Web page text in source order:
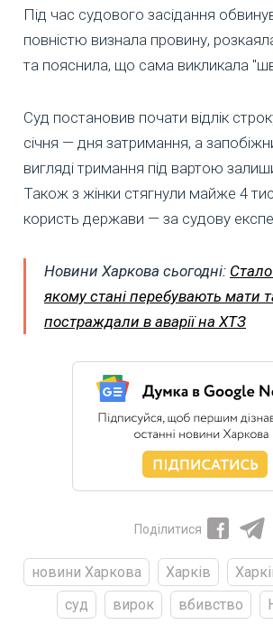
Під час судового засідання
повністю визнала провину,
та пояснила, що сама викликала
Суд постановив почати відлік
січня — дня затримання, а
вигляді тримання під вартою
Також з жінки стягнули майже 4
користь держави — за судову
Новини Харкова сьогодні:
якому стані перебувають мати
постраждали в аварії на ХТЗ
Поділитися
новини Харкова Харків
суд
вирок вбивство